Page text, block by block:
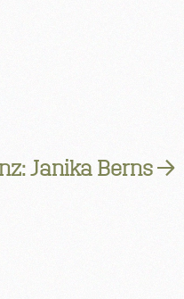
Janika Berns →